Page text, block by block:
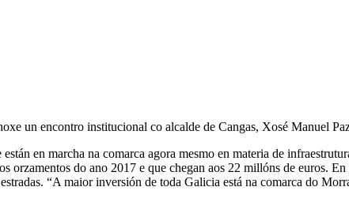
un encontro institucional co alcalde de Cangas, Xosé Manuel
en marcha na comarca agora mesmo en materia de
orzamentos do ano 2017 e que chegan aos 22 millóns de euros.
“A maior inversión de toda Galicia está na comarca do